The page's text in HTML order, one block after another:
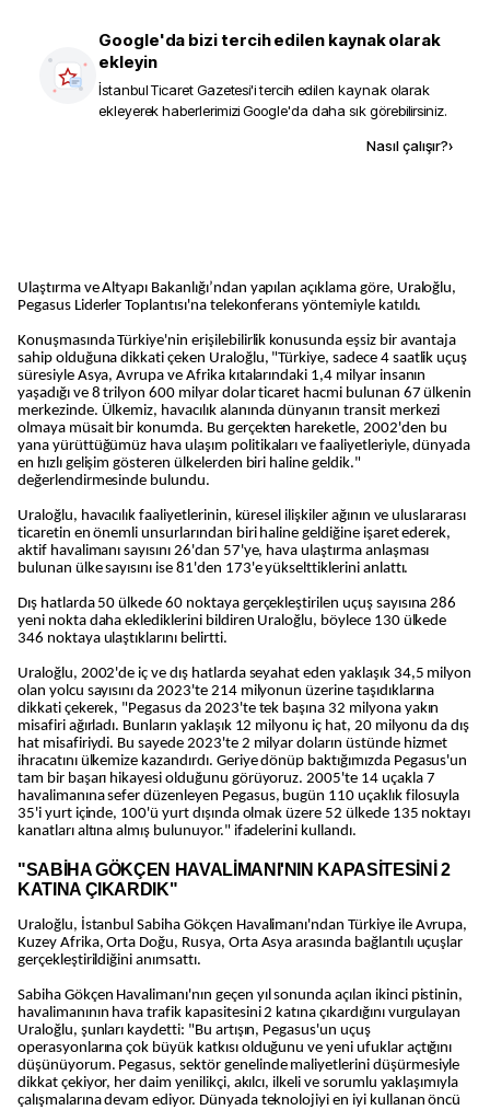
Google'da bizi tercih edilen kaynak olarak
ekleyin
İstanbul Ticaret Gazetesi'i tercih edilen kaynak olarak
ekleyerek haberlerimizi Google'da daha sık görebilirsiniz.
Nasıl çalışır?›
Ulaştırma ve Altyapı Bakanlığı’ndan yapılan açıklama göre, Uraloğlu,
Pegasus Liderler Toplantısı'na telekonferans yöntemiyle katıldı.
Konuşmasında Türkiye'nin erişilebilirlik konusunda eşsiz bir avantaja
sahip olduğuna dikkati çeken Uraloğlu, "Türkiye, sadece 4 saatlik uçuş
süresiyle Asya, Avrupa ve Afrika kıtalarındaki 1,4 milyar insanın
yaşadığı ve 8 trilyon 600 milyar dolar ticaret hacmi bulunan 67 ülkenin
merkezinde. Ülkemiz, havacılık alanında dünyanın transit merkezi
olmaya müsait bir konumda. Bu gerçekten hareketle, 2002'den bu
yana yürüttüğümüz hava ulaşım politikaları ve faaliyetleriyle, dünyada
en hızlı gelişim gösteren ülkelerden biri haline geldik."
değerlendirmesinde bulundu.
Uraloğlu, havacılık faaliyetlerinin, küresel ilişkiler ağının ve uluslararası
ticaretin en önemli unsurlarından biri haline geldiğine işaret ederek,
aktif havalimanı sayısını 26'dan 57'ye, hava ulaştırma anlaşması
bulunan ülke sayısını ise 81'den 173'e yükselttiklerini anlattı.
Dış hatlarda 50 ülkede 60 noktaya gerçekleştirilen uçuş sayısına 286
yeni nokta daha eklediklerini bildiren Uraloğlu, böylece 130 ülkede
346 noktaya ulaştıklarını belirtti.
Uraloğlu, 2002'de iç ve dış hatlarda seyahat eden yaklaşık 34,5 milyon
olan yolcu sayısını da 2023'te 214 milyonun üzerine taşıdıklarına
dikkati çekerek, "Pegasus da 2023'te tek başına 32 milyona yakın
misafiri ağırladı. Bunların yaklaşık 12 milyonu iç hat, 20 milyonu da dış
hat misafiriydi. Bu sayede 2023'te 2 milyar doların üstünde hizmet
ihracatını ülkemize kazandırdı. Geriye dönüp baktığımızda Pegasus'un
tam bir başarı hikayesi olduğunu görüyoruz. 2005'te 14 uçakla 7
havalimanına sefer düzenleyen Pegasus, bugün 110 uçaklık filosuyla
35'i yurt içinde, 100'ü yurt dışında olmak üzere 52 ülkede 135 noktayı
kanatları altına almış bulunuyor." ifadelerini kullandı.
"SABİHA GÖKÇEN HAVALİMANI'NIN KAPASİTESİNİ 2
KATINA ÇIKARDIK"
Uraloğlu, İstanbul Sabiha Gökçen Havalimanı'ndan Türkiye ile Avrupa,
Kuzey Afrika, Orta Doğu, Rusya, Orta Asya arasında bağlantılı uçuşlar
gerçekleştirildiğini anımsattı.
Sabiha Gökçen Havalimanı'nın geçen yıl sonunda açılan ikinci pistinin,
havalimanının hava trafik kapasitesini 2 katına çıkardığını vurgulayan
Uraloğlu, şunları kaydetti: "Bu artışın, Pegasus'un uçuş
operasyonlarına çok büyük katkısı olduğunu ve yeni ufuklar açtığını
düşünüyorum. Pegasus, sektör genelinde maliyetlerini düşürmesiyle
dikkat çekiyor, her daim yenilikçi, akılcı, ilkeli ve sorumlu yaklaşımıyla
çalışmalarına devam ediyor. Dünyada teknolojiyi en iyi kullanan öncü